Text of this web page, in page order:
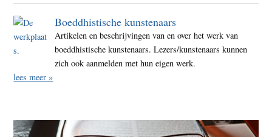
Boeddhistische kunstenaars
Artikelen en beschrijvingen van en over het werk van
boeddhistische kunstenaars. Lezers/kunstenaars kunnen
zich ook aanmelden met hun eigen werk.
lees meer »